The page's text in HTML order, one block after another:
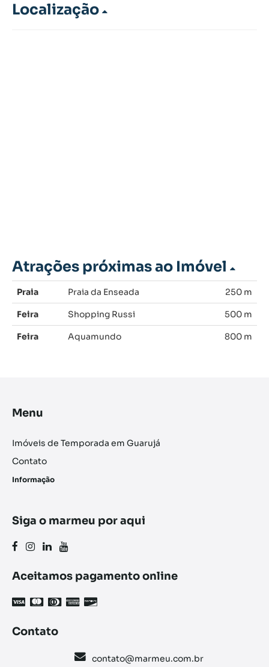
Localização
Atrações próximas ao Imóvel
Praia Praia da Enseada 250 m
Feira Shopping Russi 500 m
Feira Aquamundo 800 m
Menu
Imóveis de Temporada em Guarujá
Contato
Informação
Siga o marmeu por aqui
Aceitamos pagamento online
Contato
contato@marmeu.com.br